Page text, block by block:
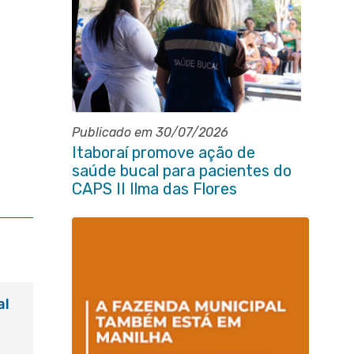
Publicado em 30/07/2026
Itaboraí promove ação de
saúde bucal para pacientes do
CAPS II Ilma das Flores